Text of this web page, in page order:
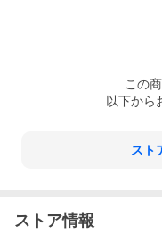
この
以下から
スト
ストア情報